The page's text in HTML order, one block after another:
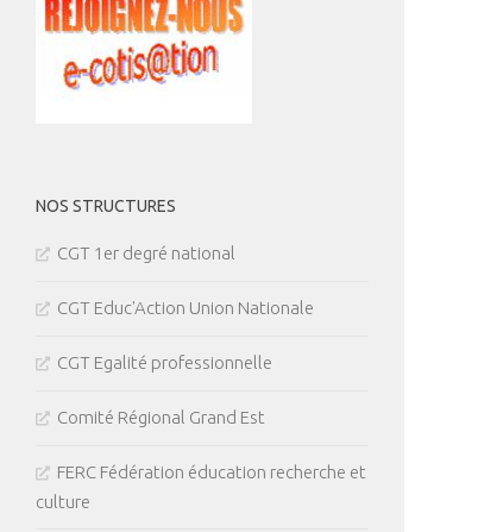
NOS STRUCTURES
CGT 1er degré national
CGT Educ'Action Union Nationale
CGT Egalité professionnelle
Comité Régional Grand Est
FERC Fédération éducation recherche et
culture